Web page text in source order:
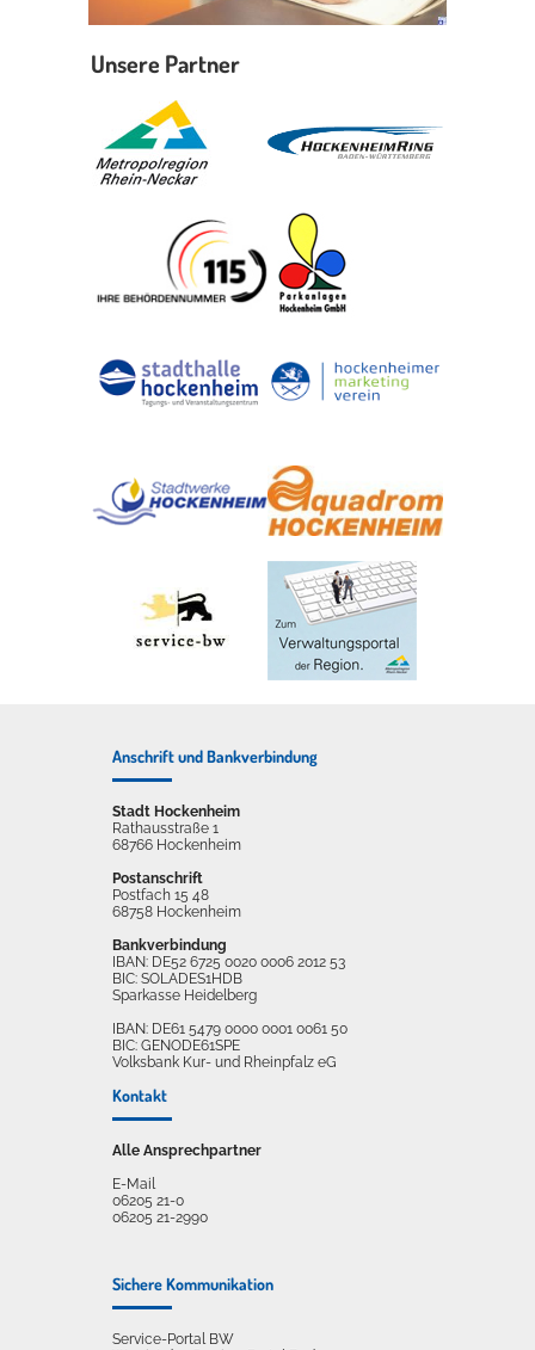
Unsere Partner
Anschrift und Bankverbindung
Stadt Hockenheim
Rathausstraße 1
68766 Hockenheim
Postanschrift
Postfach 15 48
68758 Hockenheim
Bankverbindung
IBAN: DE52 6725 0020 0006 2012 53
BIC: SOLADES1HDB
Sparkasse Heidelberg
IBAN: DE61 5479 0000 0001 0061 50
BIC: GENODE61SPE
Volksbank Kur- und Rheinpfalz eG
Kontakt
Alle Ansprechpartner
E-Mail
06205 21-0
06205 21-2990
Sichere Kommunikation
Service-Portal BW